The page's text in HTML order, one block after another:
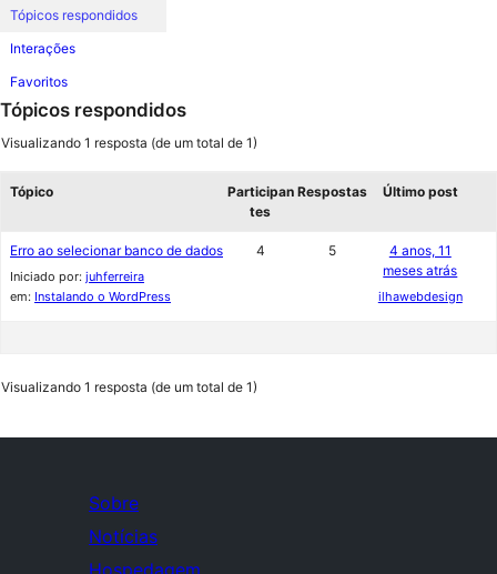
Tópicos respondidos
Interações
Favoritos
Tópicos respondidos
Visualizando 1 resposta (de um total de 1)
Tópico
Participan
tes
Respostas Último post
Erro ao selecionar banco de dados
Iniciado por: juhferreira
em: Instalando o WordPress
4 5
4 anos, 11
meses atrás
ilhawebdesign
Visualizando 1 resposta (de um total de 1)
Sobre
Notícias
Hospedagem